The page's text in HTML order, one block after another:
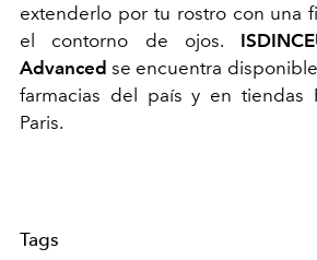
extenderlo por tu rostro con una
el contorno de ojos.
Advanced se encuentra
farmacias del país y en tiendas
Paris.
Tags